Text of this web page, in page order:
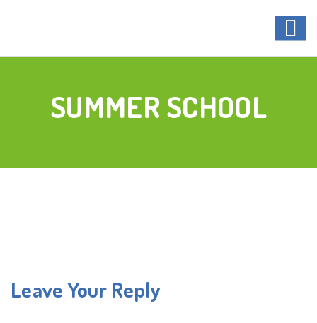
SUMMER SCHOOL
Leave Your Reply